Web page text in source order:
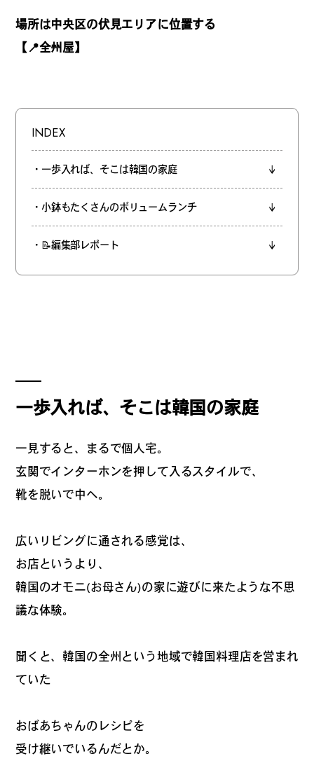
#パイセンの行きつけにつ
#札幌来たら、まずはココ
#Meet-Up Spot
#夢中になれる、仕事のは
#SapporoDiscoveryRoom
#花・植物と暮らそう
場所は中央区の伏見エリアに位置する
【📍全州屋】
INDEX
・一歩入れば、そこは韓国の家庭
・小鉢もたくさんのボリュームランチ
・📝編集部レポート
一歩入れば、そこは韓国の家庭
一見すると、まるで個人宅。
玄関でインターホンを押して入るスタイルで、
靴を脱いで中へ。
広いリビングに通される感覚は、
お店というより、
韓国のオモニ(お母さん)の家に遊びに来たような不思
議な体験。
聞くと、韓国の全州という地域で韓国料理店を営まれ
ていた
おばあちゃんのレシピを
受け継いでいるんだとか。